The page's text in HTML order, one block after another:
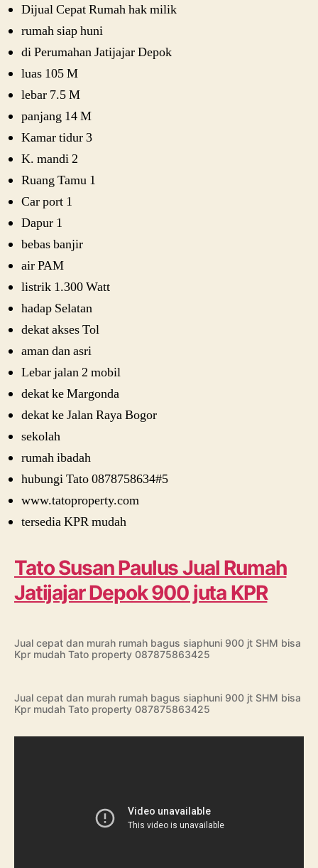
Dijual Cepat Rumah hak milik
rumah siap huni
di Perumahan Jatijajar Depok
luas 105 M
lebar 7.5 M
panjang 14 M
Kamar tidur 3
K. mandi 2
Ruang Tamu 1
Car port 1
Dapur 1
bebas banjir
air PAM
listrik 1.300 Watt
hadap Selatan
dekat akses Tol
aman dan asri
Lebar jalan 2 mobil
dekat ke Margonda
dekat ke Jalan Raya Bogor
sekolah
rumah ibadah
hubungi Tato 0878758634#5
www.tatoproperty.com
tersedia KPR mudah
Tato Susan Paulus Jual Rumah
Jatijajar Depok 900 juta KPR
Jual cepat dan murah rumah bagus siaphuni 900 jt SHM bisa
Kpr mudah Tato property 087875863425
Jual cepat dan murah rumah bagus siaphuni 900 jt SHM bisa
Kpr mudah Tato property 087875863425